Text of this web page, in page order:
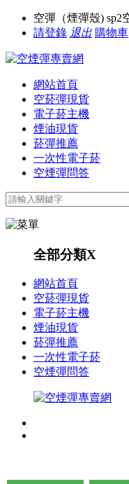
空彈（煙彈殼) sp2
請登錄 退出 購物車
網站首頁
空菸彈現貨
電子菸主機
煙油現貨
菸彈推薦
一次性電子菸
空煙彈問答
全部分類X
網站首頁
空菸彈現貨
電子菸主機
煙油現貨
菸彈推薦
一次性電子菸
空煙彈問答